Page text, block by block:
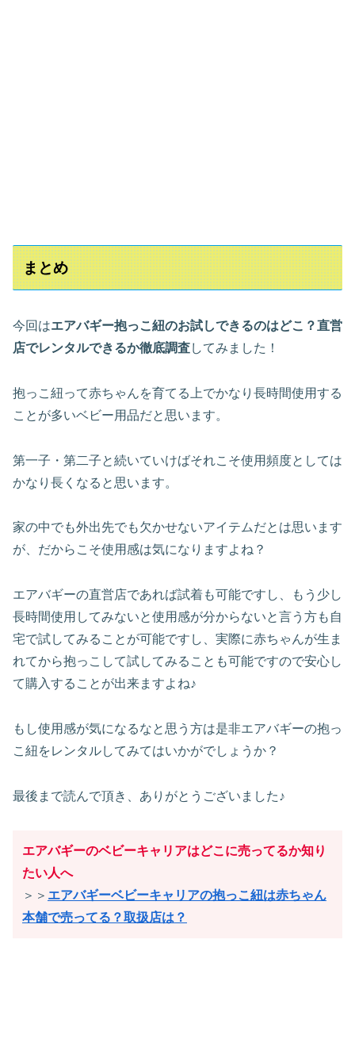
まとめ
今回はエアバギー抱っこ紐のお試しできるのはどこ？直営
店でレンタルできるか徹底調査してみました！
抱っこ紐って赤ちゃんを育てる上でかなり長時間使用する
ことが多いベビー用品だと思います。
第一子・第二子と続いていけばそれこそ使用頻度としては
かなり長くなると思います。
家の中でも外出先でも欠かせないアイテムだとは思います
が、だからこそ使用感は気になりますよね？
エアバギーの直営店であれば試着も可能ですし、もう少し
長時間使用してみないと使用感が分からないと言う方も自
宅で試してみることが可能ですし、実際に赤ちゃんが生ま
れてから抱っこして試してみることも可能ですので安心し
て購入することが出来ますよね♪
もし使用感が気になるなと思う方は是非エアバギーの抱っ
こ紐をレンタルしてみてはいかがでしょうか？
最後まで読んで頂き、ありがとうございました♪
エアバギーのベビーキャリアはどこに売ってるか知り
たい人へ
＞＞ エアバギーベビーキャリアの抱っこ紐は赤ちゃん
本舗で売ってる？取扱店は？